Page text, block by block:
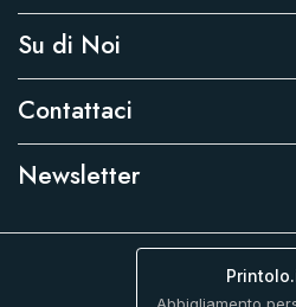
Su di Noi
Contattaci
Newsletter